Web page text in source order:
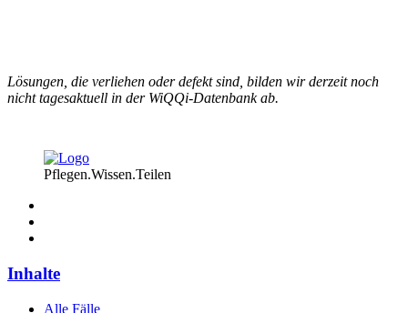
Lösungen, die verliehen oder defekt sind, bilden wir derzeit noch
nicht tagesaktuell in der WiQQi-Datenbank ab.
Pflegen.Wissen.Teilen
Inhalte
Alle Fälle